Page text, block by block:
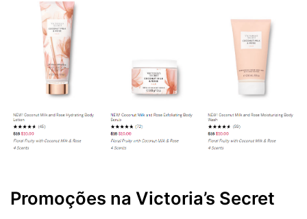
Promoções na Victoria’s Secret